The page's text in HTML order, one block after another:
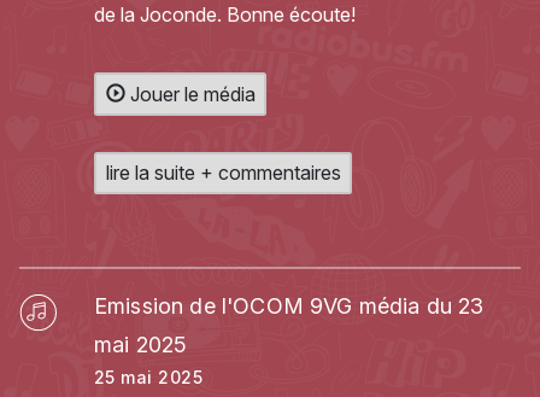
de la Joconde. Bonne écoute!
Jouer le média
lire la suite + commentaires
Emission de l'OCOM 9VG média du 23
mai 2025
25 mai 2025